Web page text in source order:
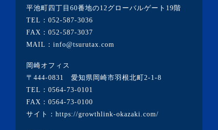
・2023年1月(1記事)
・2022年12月(2記事)
・2022年9月(1記事)
・2022年8月(1記事)
・2022年7月(2記事)
平池町四丁目60番地の12グローバルゲート19階
TEL： 052-587-3036
FAX：052-587-3037
MAIL：info@tsurutax.com
岡崎オフィス
〒444-0831 愛知県岡崎市羽根北町2-1-8
TEL： 0564-73-0101
FAX：0564-73-0100
サイト： https://growthlink-okazaki.com/